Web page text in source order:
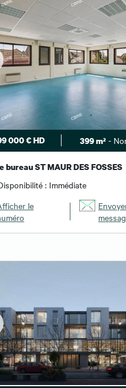
000 € HD 399 m² -
bureau ST MAUR DES FOSSES
: Immédiate
le